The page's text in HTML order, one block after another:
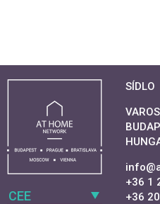
CEE
SÍDLO
+36 1
+36